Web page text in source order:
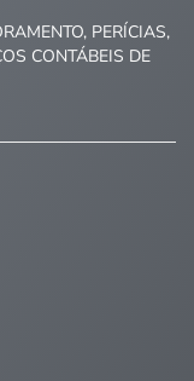
PERÍCIAS,
CONTÁBEIS DE